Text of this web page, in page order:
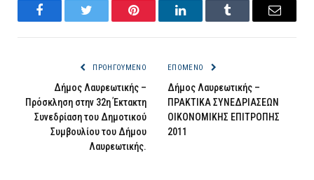
FacebookTwitter Pinterest LinkedInTumblr Email
ΠΡΟΗΓΟΎΜΕΝΟ
Δήμος Λαυρεωτικής –
Πρόσκληση στην 32η Έκτακτη
Συνεδρίαση του Δημοτικού
Συμβουλίου του Δήμου
Λαυρεωτικής.
ΕΠΌΜΕΝΟ
Δήμος Λαυρεωτικής –
ΠΡΑΚΤΙΚΑ ΣΥΝΕΔΡΙΑΣΕΩΝ
ΟΙΚΟΝΟΜΙΚΗΣ ΕΠΙΤΡΟΠΗΣ
2011